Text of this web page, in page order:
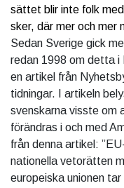
sättet blir inte folk
sker, där mer och mer
Sedan Sverige gick
redan 1998 om detta i
en artikel från
tidningar. I artikeln
svenskarna visste om
förändras i och med
från denna artikel:
nationella vetorätten
europeiska unionen